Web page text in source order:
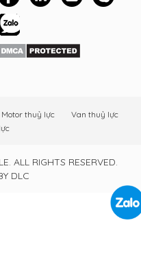
Motor thuỷ lực
Van thuỷ lực
ALL RIGHTS RESERVED.
DLC